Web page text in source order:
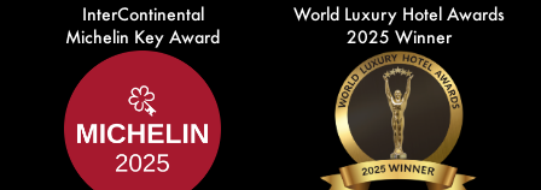
InterContinental
Michelin Key Award
World Luxury Hotel Awards
2025 Winner